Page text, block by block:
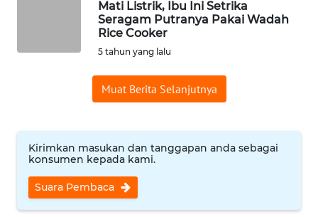
Mati Listrik, Ibu Ini Setrika
Seragam Putranya Pakai Wadah
Rice Cooker
5 tahun yang lalu
Muat Berita Selanjutnya
Kirimkan masukan dan tanggapan anda sebagai
konsumen kepada kami.
Suara Pembaca
NTB
WN
SULBAR
WN
BABEL